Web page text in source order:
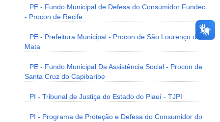
PE - Fundo Municipal de Defesa do Consumidor Fundec
- Procon de Recife
PE - Prefeitura Municipal - Procon de São Lourenço da
Mata
PE - Fundo Municipal Da Assistência Social - Procon de
Santa Cruz do Capibaribe
PI - Tribunal de Justiça do Estado do Piauí - TJPI
PI - Programa de Proteção e Defesa do Consumidor do